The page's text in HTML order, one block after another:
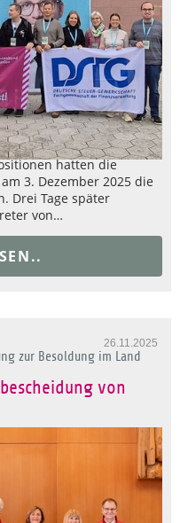
hatten die
3. Dezember 2025 die
Drei Tage später
von…
26.11.2025
zur Besoldung im Land
von